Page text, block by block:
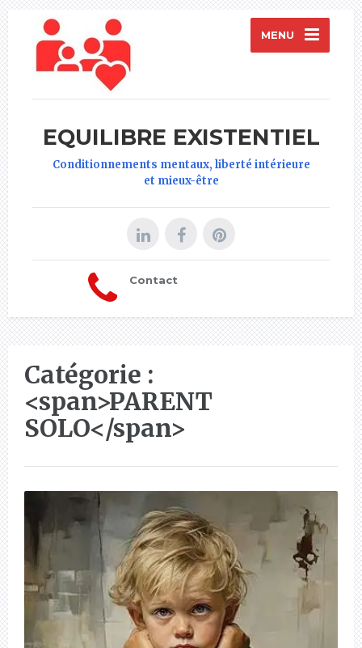
MENU
EQUILIBRE EXISTENTIEL
Conditionnements mentaux, liberté intérieure
et mieux-être
Contact
Catégorie :
<span>PARENT
SOLO</span>